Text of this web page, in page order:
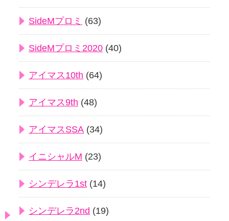
SideMプロミ (63)
SideMプロミ2020 (40)
アイマス10th (64)
アイマス9th (48)
アイマスSSA (34)
イニシャルM (23)
シンデレラ1st (14)
シンデレラ2nd (19)